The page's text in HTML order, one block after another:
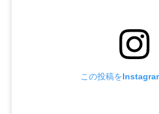
この投稿を